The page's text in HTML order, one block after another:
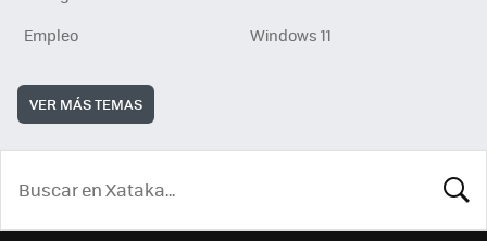
Empleo
Windows 11
VER MÁS TEMAS